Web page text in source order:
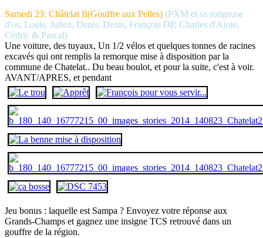
Samedi 23: Châtelat II(Gouffre aux Pelles) (PXM et sa rongeuse
d'os, Louis, Julien, Denis, Denis, François DP, Charles d'Ajoie,
Cédric & Pascal)
Une voiture, des tuyaux, Un 1/2 vélos et quelques tonnes de racines
excavés qui ont remplis la remorque mise à disposition par la
commune de Chatelat.. Du beau boulot, et pour la suite, c'est à voir.
AVANT/APRES, et pendant
Jeu bonus : laquelle est Sampa ? Envoyez votre réponse aux
Grands-Champs et gagnez une insigne TCS retrouvé dans un
gouffre de la région.